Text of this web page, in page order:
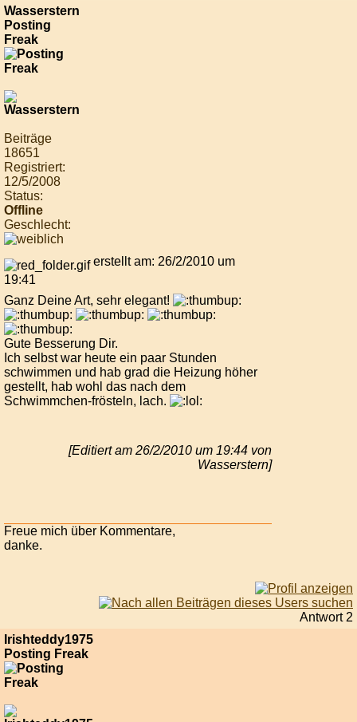
Wasserstern
Posting
Freak
Beiträge
18651
Registriert:
12/5/2008
Status:
Offline
Geschlecht:
erstellt am: 26/2/2010 um
19:41
Ganz Deine Art, sehr elegant!
Gute Besserung Dir.
Ich selbst war heute ein paar Stunden
schwimmen und hab grad die Heizung höher
gestellt, hab wohl das nach dem
Schwimmchen-frösteln, lach.
[Editiert am 26/2/2010 um 19:44 von
Wasserstern]
Freue mich über Kommentare,
danke.
Antwort 2
Irishteddy1975
Posting Freak